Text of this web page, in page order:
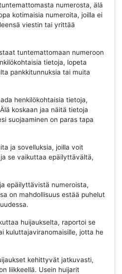
numerosta, älä
kotimaisia numeroita, joilla ei
viestin tai yrittää
tuntemattomaan numeroon
tietoja, lopeta
pankkitunnuksia tai muita
henkilökohtaisia tietoja,
koskaan jaa näitä tietoja
suojaaminen on paras tapa
ja sovelluksia, joilla voit
se vaikuttaa epäilyttävältä,
epäilyttävistä numeroista,
on mahdollisuus estää puhelut
huijaukselta, raportoi se
kuluttajaviranomaisille, jotta he
kehittyvät jatkuvasti,
liikkeellä. Usein huijarit